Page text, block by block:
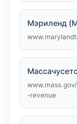
Мэриленд
-revenue